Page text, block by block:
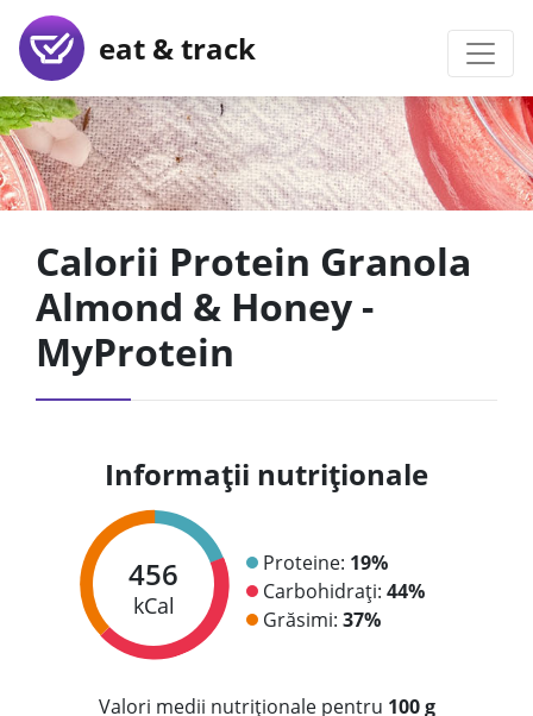
eat & track
Calorii Protein Granola
Almond & Honey -
MyProtein
Informații nutriționale
456
kCal
Proteine: 19%
Carbohidrați: 44%
Grăsimi: 37%
Valori medii nutriționale pentru 100 g